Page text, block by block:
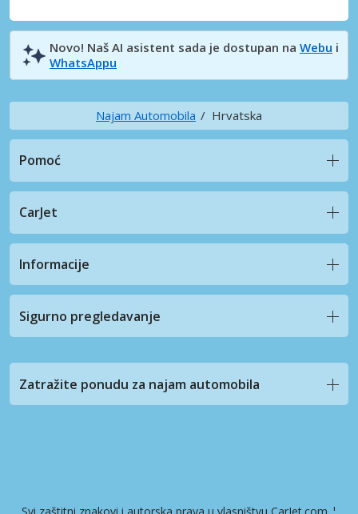
Novo! Naš AI asistent sada je dostupan na Webu i
WhatsAppu
Najam Automobila Hrvatska
Pomoć
CarJet
Informacije
Sigurno pregledavanje
Zatražite ponudu za najam automobila